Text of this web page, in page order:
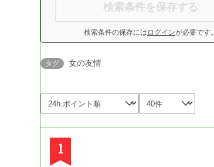
検索条件を保存する
検索条件の保存には ログインが必要です。
タグ 女の友情
1